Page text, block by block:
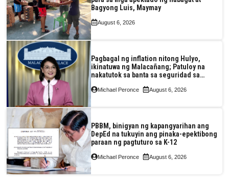
Bagyong Luis, Maymay
August 6, 2026
Pagbagal ng inflation nitong Hulyo,
ikinatuwa ng Malacañang; Patuloy na
nakatutok sa banta sa seguridad sa
pagkain, enerhiya
Michael Peronce August 6, 2026
PBBM, binigyan ng kapangyarihan ang
DepEd na tukuyin ang pinaka-epektibong
paraan ng pagtuturo sa K-12
Michael Peronce August 6, 2026